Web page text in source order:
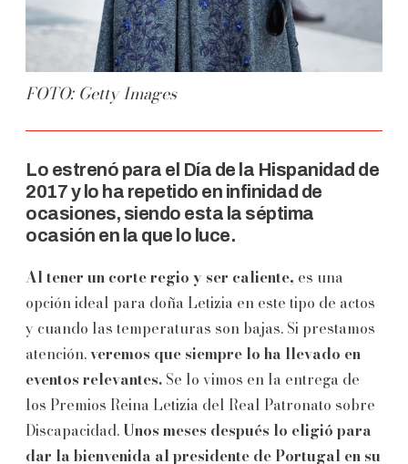
FOTO: Getty Images
Lo estrenó para el Día de la Hispanidad de
2017 y lo ha repetido en infinidad de
ocasiones, siendo esta la séptima
ocasión en la que lo luce.
Al tener un corte regio y ser caliente, es una
opción ideal para doña Letizia en este tipo de actos
y cuando las temperaturas son bajas. Si prestamos
atención,veremos que siempre lo ha llevado en
eventos relevantes. Se lo vimos en la entrega de
los Premios Reina Letizia del Real Patronato sobre
Discapacidad. Unos meses después lo eligió para
dar la bienvenida al presidente de Portugal en su